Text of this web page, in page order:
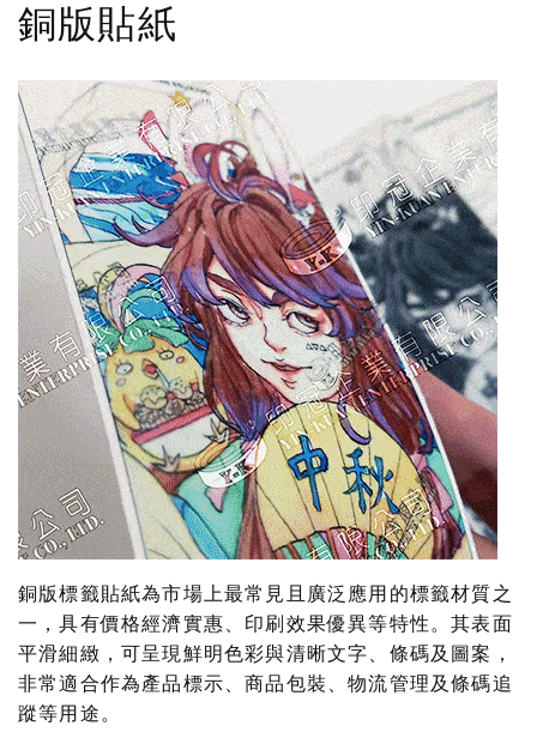
銅版貼紙
銅版標籤貼紙為市場上最常見且廣泛應用的標籤材質之
一，具有價格經濟實惠、印刷效果優異等特性。其表面
平滑細緻，可呈現鮮明色彩與清晰文字、條碼及圖案，
非常適合作為產品標示、商品包裝、物流管理及條碼追
蹤等用途。